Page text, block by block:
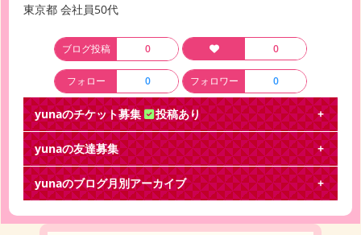
東京都 会社員50代
ブログ投稿 0 0
フォロー 0 フォロワー 0
yunaのチケット募集 投稿あり
Hey! Say! JUMP
Hey! Say! JUMP LIVE 2016-2017 DEAR. １枚か2枚1
2/31 or
yunaの友達募集
yunaのブログ月別アーカイブ